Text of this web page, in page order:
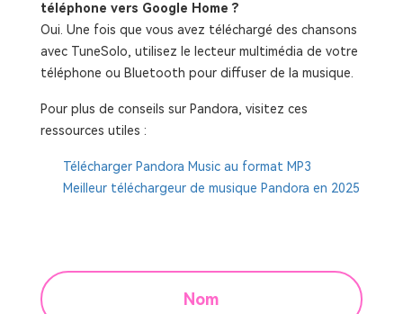
téléphone vers Google Home ?
Oui. Une fois que vous avez téléchargé des chansons
avec TuneSolo, utilisez le lecteur multimédia de votre
téléphone ou Bluetooth pour diffuser de la musique.
Pour plus de conseils sur Pandora, visitez ces
ressources utiles :
Télécharger Pandora Music au format MP3
Meilleur téléchargeur de musique Pandora en 2025
Nom